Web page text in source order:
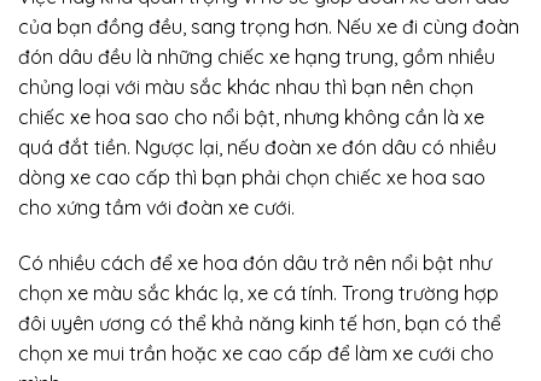
của bạn đồng đều, sang trọng hơn. Nếu xe đi cùng đoàn
đón dâu đều là những chiếc xe hạng trung, gồm nhiều
chủng loại với màu sắc khác nhau thì bạn nên chọn
chiếc xe hoa sao cho nổi bật, nhưng không cần là xe
quá đắt tiền. Ngược lại, nếu đoàn xe đón dâu có nhiều
dòng xe cao cấp thì bạn phải chọn chiếc xe hoa sao
cho xứng tầm với đoàn xe cưới.
Có nhiều cách để xe hoa đón dâu trở nên nổi bật như
chọn xe màu sắc khác lạ, xe cá tính. Trong trường hợp
đôi uyên ương có thể khả năng kinh tế hơn, bạn có thể
chọn xe mui trần hoặc xe cao cấp để làm xe cưới cho